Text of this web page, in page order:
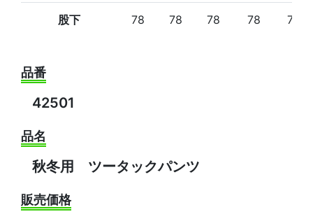
股下 78 78 78 78 78
品番
42501
品名
秋冬用 ツータックパンツ
販売価格